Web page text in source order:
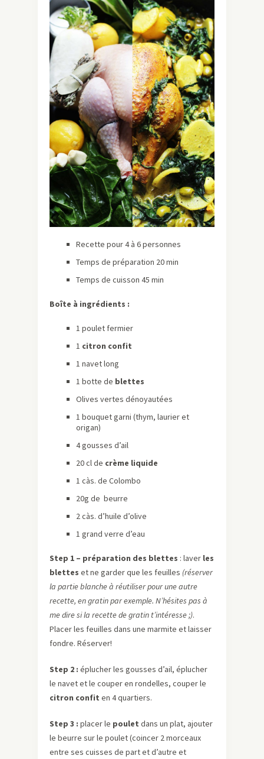
Recette pour 4 à 6 personnes
Temps de préparation 20 min
Temps de cuisson 45 min
Boîte à ingrédients :
1 poulet fermier
1 citron confit
1 navet long
1 botte de blettes
Olives vertes dénoyautées
1 bouquet garni (thym, laurier et
origan)
4 gousses d’ail
20 cl de crème liquide
1 càs. de Colombo
20g de beurre
2càs. d’huile d’olive
1 grand verre d’eau
Step 1 – préparation des blettes : laver les
blettes et ne garder que les feuilles (réserver
la partie blanche à réutiliser pour une autre
recette, en gratin parexemple. N’hésites pas à
me dire si la recette de gratin t’intéresse ;).
Placer les feuilles dans une marmite et laisser
fondre. Réserver!
Step 2 : éplucher les gousses d’ail, éplucher
le navet et le couper en rondelles, couper le
citron confit en 4 quartiers.
Step 3 : placer le poulet dans un plat, ajouter
le beurre sur le poulet (coincer 2 morceaux
entre ses cuisses de part et d’autre et